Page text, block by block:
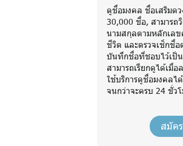
ดูชื่อมงคล ชื่อเสริมด
30,000 ชื่อ, สามารถ
นามสกุลตามหลักเล
ชีวิต และตรวจเช็กชื่
บันทึกชื่อที่ชอบไว้เป็
สามารถเรียกดูได้เมื่อ
ใช้บริการดูชื่อมงคลไ
จนกว่าจะครบ 24 ชั่วโ
สมัค